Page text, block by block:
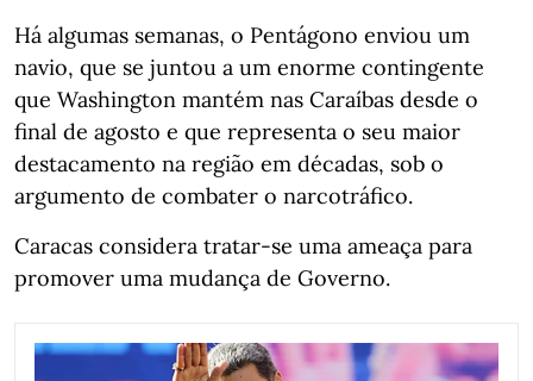
Há algumas semanas, o Pentágono enviou um
navio, que se juntou a um enorme contingente
que Washington mantém nas Caraíbas desde o
final de agosto e que representa o seu maior
destacamento na região em décadas, sob o
argumento de combater o narcotráfico.
Caracas considera tratar-se uma ameaça para
promover uma mudança de Governo.